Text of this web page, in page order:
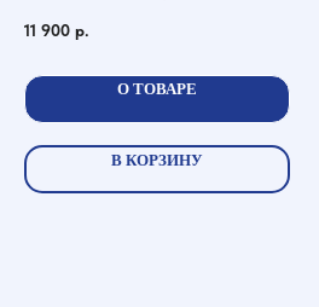
11 900 р.
О ТОВАРЕ
В КОРЗИНУ